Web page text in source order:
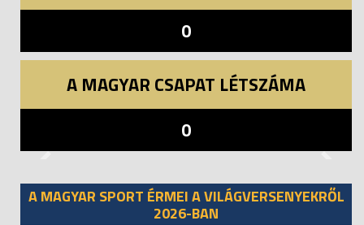
0
A MAGYAR CSAPAT LÉTSZÁMA
0
A MAGYAR SPORT ÉRMEI A VILÁGVERSENYEKRŐL
2026-BAN